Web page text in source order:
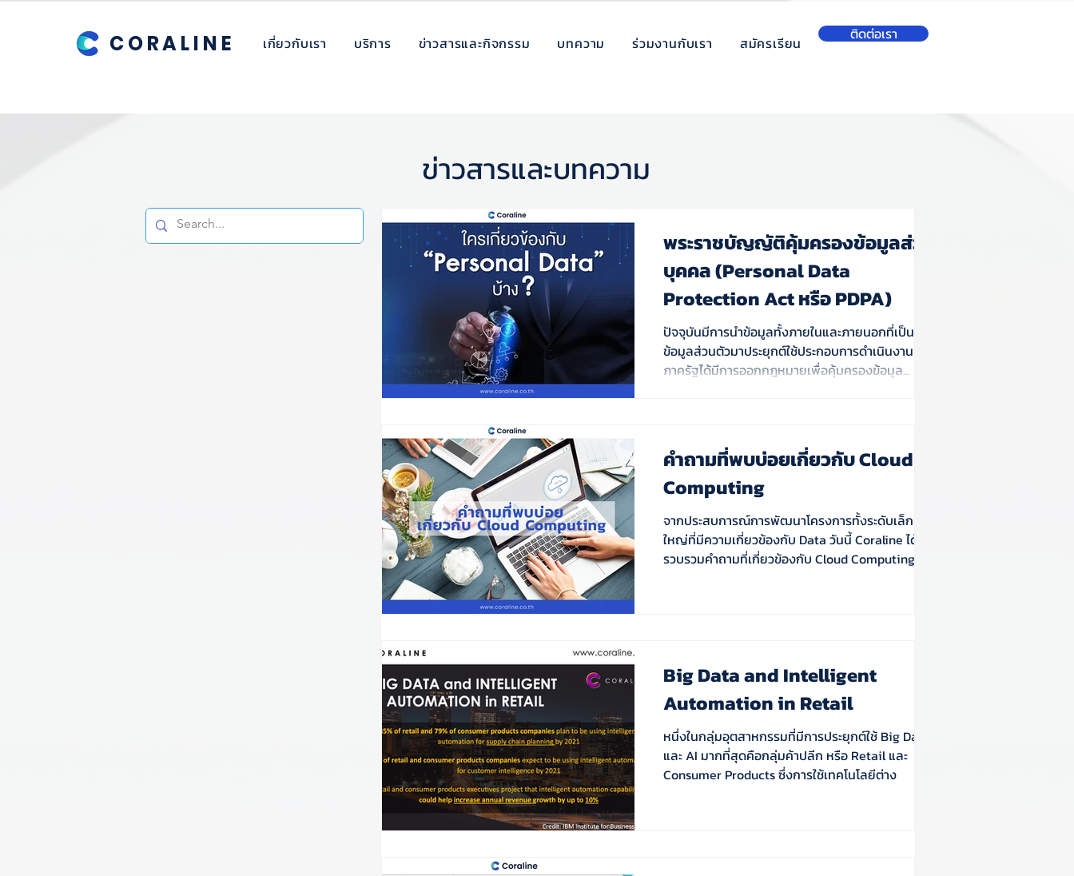
CORALINE เกี่ยวกับเรา บริการ ข่าวสารและกิจกรรม บทความ ร่วมงานกับเรา สมัครเรียน ติดต่อเรา
ข่าวสารและบทความ
พระราชบัญญัติคุ้มครองข้อมูลส่วน
บุคคล (Personal Data
Protection Act หรือ PDPA)
ปัจจุบันมีการนำข้อมูลทั้งภายในและภายนอกที่เป็น
ข้อมูลส่วนตัวมาประยุกต์ใช้ประกอบการดำเนินงาน ซึ่ง
ภาครัฐได้มีการออกกฎหมายเพื่อคุ้มครองข้อมูล...
คำถามที่พบบ่อยเกี่ยวกับ Cloud
Computing
จากประสบการณ์การพัฒนาโครงการทั้งระดับเล็กและ
ใหญ่ที่มีความเกี่ยวข้องกับ Data วันนี้ Coraline ได้
รวบรวมคำถามที่เกี่ยวข้องกับ Cloud Computing
Big Data and Intelligent
Automation in Retail
หนึ่งในกลุ่มอุตสาหกรรมที่มีการประยุกต์ใช้ Big Data
และ AI มากที่สุดคือกลุ่มค้าปลีก หรือ Retail และ
Consumer Products ซึ่งการใช้เทคโนโลยีต่าง